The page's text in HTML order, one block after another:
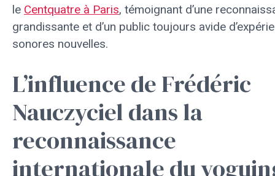
le Centquatre à Paris, témoignant d’une
grandissante et d’un public toujours avide
sonores nouvelles.
L’influence de Frédéric
Nauczyciel dans la
reconnaissance
internationale du